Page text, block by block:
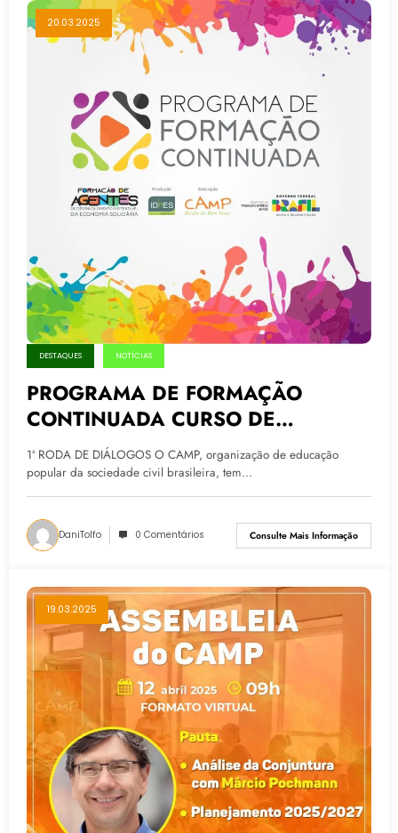
20.03.2025
DESTAQUES NOTÍCIAS
PROGRAMA DE FORMAÇÃO
CONTINUADA CURSO DE
LIDERANÇA PARA O FAZER
SOLIDÁRIO
1ª RODA DE DIÁLOGOS O CAMP, organização de educação
popular da sociedade civil brasileira, tem…
DaniTolfo 0 Comentários Consulte Mais Informação
19.03.2025